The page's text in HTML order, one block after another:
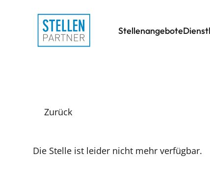
Stellenangebote
Zurück
Die Stelle ist leider nicht mehr verfügbar.